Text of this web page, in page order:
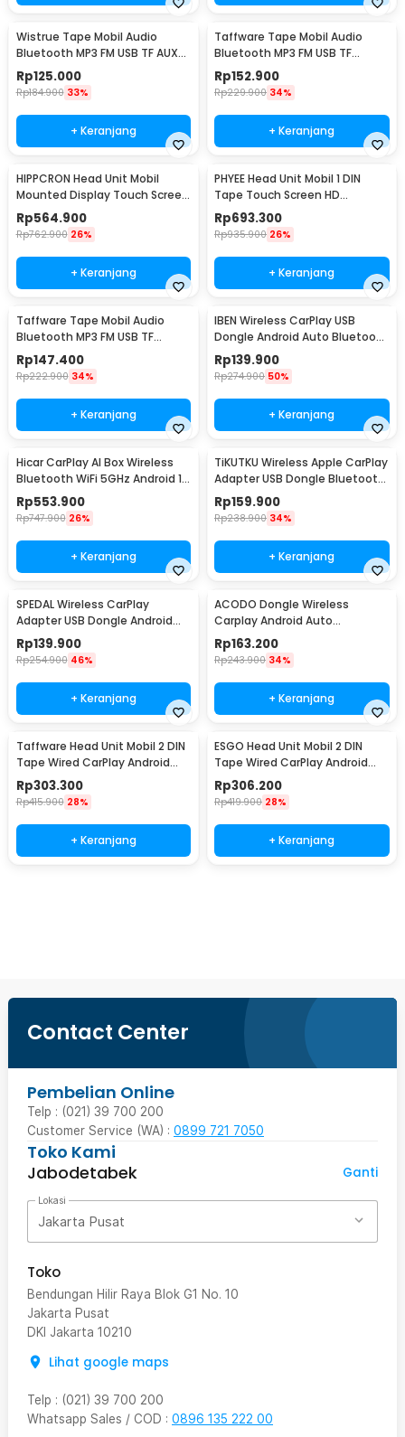
Wistrue Tape Mobil Audio
Bluetooth MP3 FM USB TF AUX
LCD ISO 12V 60W - 2225
Rp125.000
Rp184.900 33%
+ Keranjang
Taffware Tape Mobil Audio
Bluetooth MP3 FM USB TF
Phone Holder 12V 60W - HL81
Rp152.900
Rp229.900 34%
+ Keranjang
HIPPCRON Head Unit Mobil
Mounted Display Touch Screen
10.26 Inch - B5303
Rp564.900
Rp762.900 26%
+ Keranjang
PHYEE Head Unit Mobil 1 DIN
Tape Touch Screen HD
Bluetooth ISO 7 Inch - 9606W
Rp693.300
Rp935.900 26%
+ Keranjang
Taffware Tape Mobil Audio
Bluetooth MP3 FM USB TF
Phone Holder 15V - HL82
Rp147.400
Rp222.900 34%
+ Keranjang
IBEN Wireless CarPlay USB
Dongle Android Auto Bluetooth
5.0 - OT001
Rp139.900
Rp274.900 50%
+ Keranjang
Hicar CarPlay AI Box Wireless
Bluetooth WiFi 5GHz Android 13
32GB - HA-13
Rp553.900
Rp747.900 26%
+ Keranjang
TiKUTKU Wireless Apple CarPlay
Adapter USB Dongle Bluetooth
5.3 - OT101
Rp159.900
Rp238.900 34%
+ Keranjang
SPEDAL Wireless CarPlay
Adapter USB Dongle Android
Auto Bluetooth - OT110
Rp139.900
Rp254.900 46%
+ Keranjang
ACODO Dongle Wireless
Carplay Android Auto
Bluetooth 5.0 WiFi 5.8GHz -
A50
Rp163.200
Rp243.900 34%
+ Keranjang
Taffware Head Unit Mobil 2 DIN
Tape Wired CarPlay Android
Auto 7 Inch - F7010C
Rp303.300
Rp415.900 28%
+ Keranjang
ESGO Head Unit Mobil 2 DIN
Tape Wired CarPlay Android
Auto 7 Inch - F7018C
Rp306.200
Rp419.900 28%
+ Keranjang
Contact Center
Pembelian Online
Telp : (021) 39 700 200
Customer Service (WA) : 0899 721 7050
Toko Kami
Jabodetabek
Ganti
Lokasi
Jakarta Pusat
Toko
Bendungan Hilir Raya Blok G1 No. 10
Jakarta Pusat
DKI Jakarta 10210
Lihat google maps
Telp : (021) 39 700 200
Whatsapp Sales / COD : 0896 135 222 00